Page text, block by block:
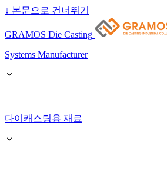
↓ 본문으로 건너뛰기
GRAMOS Die Casting
Systems Manufacturer
다이캐스팅용 재료